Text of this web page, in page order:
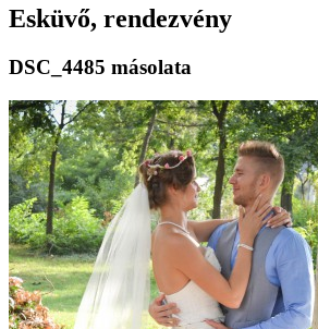
Esküvő, rendezvény
DSC_4485 másolata